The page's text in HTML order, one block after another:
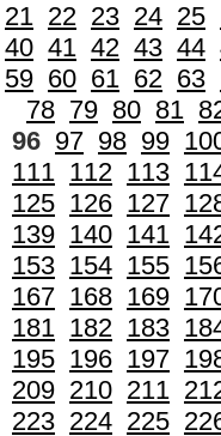
21 22 23 24 25
40 41 42 43 44
59 60 61 62 63
78 79 80 81
96 97 98 99
111 112 113
125 126 127
139 140 141
153 154 155
167 168 169
181 182 183
195 196 197
209 210 211
223 224 225